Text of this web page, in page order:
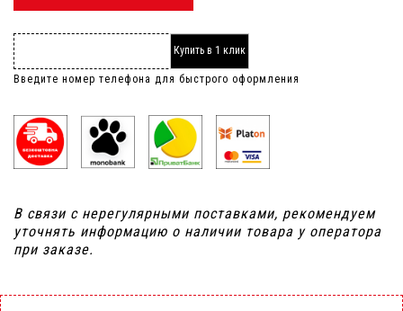
Купить в 1 клик
Введите номер телефона для быстрого оформления
В связи с нерегулярными поставками, рекомендуем
уточнять информацию о наличии товара у оператора
при заказе.